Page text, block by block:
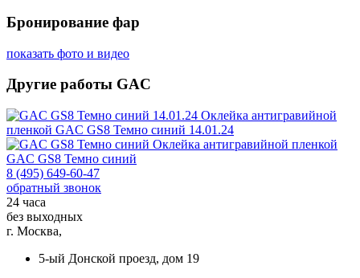
Бронирование фар
показать фото и видео
Другие работы GAC
Оклейка антигравийной
пленкой GAC GS8 Темно синий 14.01.24
Оклейка антигравийной пленкой
GAC GS8 Темно синий
8 (495) 649-60-47
обратный звонок
24 часа
без выходных
г. Москва,
5-ый Донской проезд, дом 19